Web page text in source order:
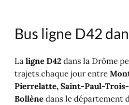
Bus ligne D42
Laligne D42 dans la Drôme
trajets chaque jour entre
Pierrelatte, Saint-Paul-
Bollènedans le département